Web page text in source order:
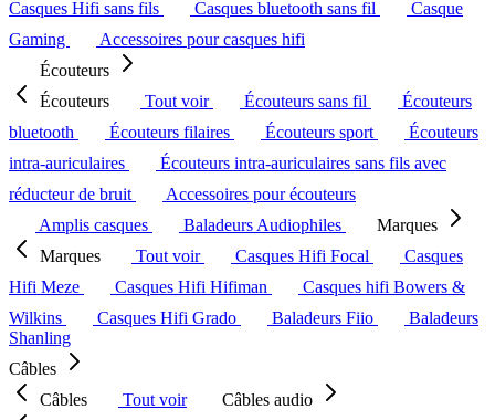
Casques Hifi sans fils
Casques bluetooth sans fil
Casque
Gaming
Accessoires pour casques hifi
Écouteurs
Écouteurs
Tout voir Écouteurs sans fil
Écouteurs
bluetooth
Écouteurs filaires Écouteurs sport
Écouteurs
intra-auriculaires
Écouteurs intra-auriculaires sans fils avec
réducteur de bruit
Accessoires pour écouteurs
Amplis casques
Baladeurs Audiophiles
Marques
Marques
Tout voir Casques Hifi Focal
Casques
Hifi Meze
Casques Hifi Hifiman
Casques hifi Bowers &
Wilkins
Casques Hifi Grado Baladeurs Fiio
Baladeurs
Shanling
Câbles
Câbles
Tout voir
Câbles audio